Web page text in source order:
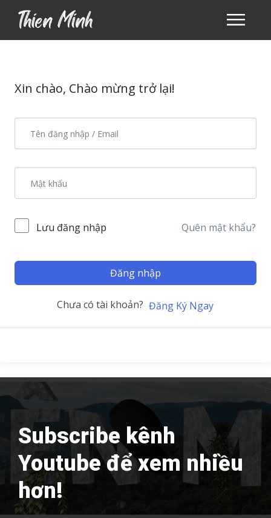
Xin chào, Chào mừng trở lại!
Lưu đăng nhập Quên mật khẩu?
Đăng nhập
Chưa có tài khoản? Đăng Ký Ngay
Subscribe kênh
Youtube để xem nhiều
hơn!